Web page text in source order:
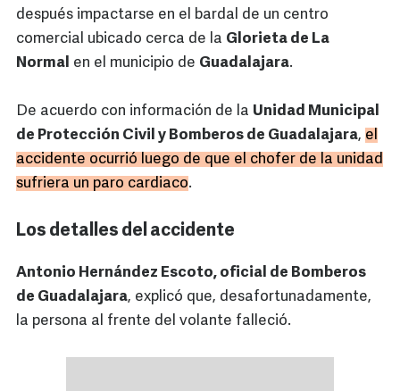
después impactarse en el bardal de un centro
comercial ubicado cerca de la Glorieta de La
Normal en el municipio de Guadalajara.
De acuerdo con información de la Unidad Municipal
de Protección Civil y Bomberos de Guadalajara, el
accidente ocurrió luego de que el chofer de la unidad
sufriera un paro cardiaco.
Los detalles del accidente
Antonio Hernández Escoto, oficial de Bomberos
de Guadalajara, explicó que, desafortunadamente,
la persona al frente del volante falleció.